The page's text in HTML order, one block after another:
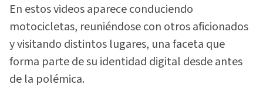
En estos videos aparece conduciendo
motocicletas, reuniéndose con otros aficionados
y visitando distintos lugares, una faceta que
forma parte de su identidad digital desde antes
de la polémica.